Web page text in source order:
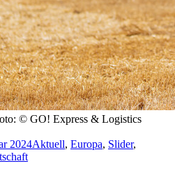
© GO! Express & Logistics
2024Aktuell, Europa, Slider,